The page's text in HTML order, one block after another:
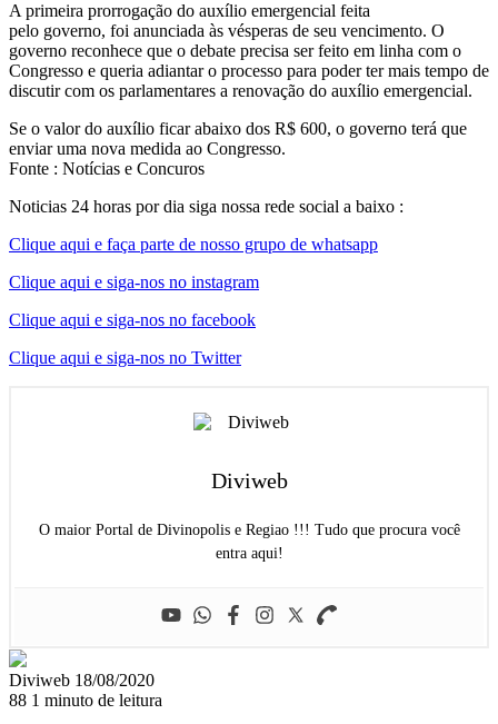
A primeira prorrogação do auxílio emergencial feita
pelo governo, foi anunciada às vésperas de seu vencimento. O
governo reconhece que o debate precisa ser feito em linha com o
Congresso e queria adiantar o processo para poder ter mais tempo de
discutir com os parlamentares a renovação do auxílio emergencial.
Se o valor do auxílio ficar abaixo dos R$ 600, o governo terá que
enviar uma nova medida ao Congresso.
Fonte : Notícias e Concuros
Noticias 24 horas por dia siga nossa rede social a baixo :
Clique aqui e faça parte de nosso grupo de whatsapp
Clique aqui e siga-nos no instagram
Clique aqui e siga-nos no facebook
Clique aqui e siga-nos no Twitter
Diviweb
O maior Portal de Divinopolis e Regiao !!! Tudo que procura você
entra aqui!
Diviweb Mande
um
18/08/2020
88 1 minuto de leitura